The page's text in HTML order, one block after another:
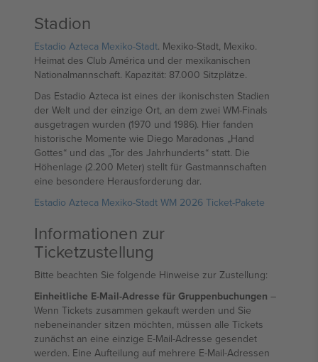
Stadion
Estadio Azteca Mexiko-Stadt. Mexiko-Stadt, Mexiko.
Heimat des Club América und der mexikanischen
Nationalmannschaft. Kapazität: 87.000 Sitzplätze.
Das Estadio Azteca ist eines der ikonischsten Stadien
der Welt und der einzige Ort, an dem zwei WM-Finals
ausgetragen wurden (1970 und 1986). Hier fanden
historische Momente wie Diego Maradonas „Hand
Gottes“ und das „Tor des Jahrhunderts“ statt. Die
Höhenlage (2.200 Meter) stellt für Gastmannschaften
eine besondere Herausforderung dar.
Estadio Azteca Mexiko-Stadt WM 2026 Ticket-Pakete
Informationen zur
Ticketzustellung
Bitte beachten Sie folgende Hinweise zur Zustellung:
Einheitliche E-Mail-Adresse für Gruppenbuchungen –
Wenn Tickets zusammen gekauft werden und Sie
nebeneinander sitzen möchten, müssen alle Tickets
zunächst an eine einzige E-Mail-Adresse gesendet
werden. Eine Aufteilung auf mehrere E-Mail-Adressen